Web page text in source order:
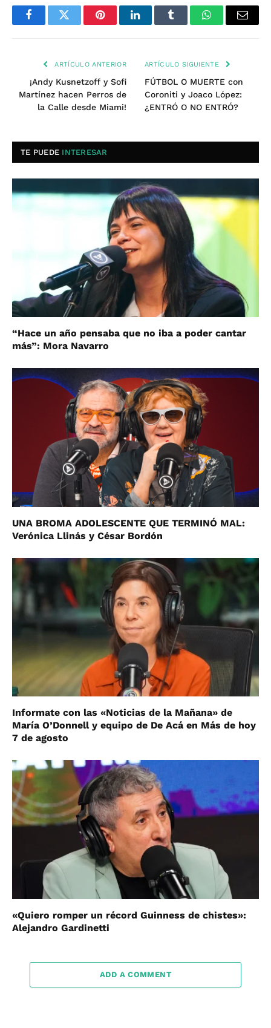
FacebookTwitter PinterestLinkedInTumblr WhatsAppEmail
ARTÍCULO ANTERIOR
¡Andy Kusnetzoff y Sofi
Martínez hacen Perros de
la Calle desde Miami!
ARTÍCULO SIGUIENTE
FÚTBOL O MUERTE con
Coroniti y Joaco López:
¿ENTRÓ O NO ENTRÓ?
TE PUEDE INTERESAR
“Hace un año pensaba que no iba a poder cantar
más”: Mora Navarro
UNA BROMA ADOLESCENTE QUE TERMINÓ MAL:
Verónica Llinás y César Bordón
Informate con las «Noticias de la Mañana» de
María O’Donnell y equipo de De Acá en Más de hoy
7 de agosto
«Quiero romper un récord Guinness de chistes»:
Alejandro Gardinetti
ADD A COMMENT